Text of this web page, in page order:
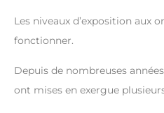
Les niveaux d’exposition
fonctionner.
Depuis de nombreuses
ont mises en exergue